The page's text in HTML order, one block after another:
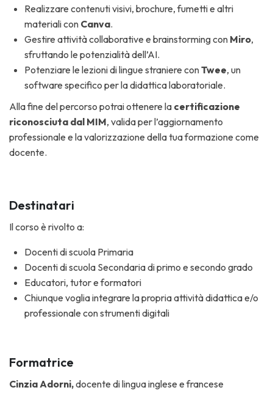
Realizzare contenuti visivi, brochure, fumetti e altri
materiali con Canva.
Gestire attività collaborative e brainstorming con Miro,
sfruttando le potenzialità dell’AI.
Potenziare le lezioni di lingue straniere conTwee, un
software specifico per la didattica laboratoriale.
Alla fine del percorso potrai ottenere la certificazione
riconosciuta dal MIM, valida per l’aggiornamento
professionale e la valorizzazione della tua formazione come
docente.
Destinatari
Il corso è rivolto a:
Docenti di scuola Primaria
Docenti di scuola Secondaria di primo e secondo grado
Educatori, tutor e formatori
Chiunque voglia integrare la propria attività didattica e/o
professionale con strumenti digitali
Formatrice
Cinzia Adorni,docente di lingua inglese e francese